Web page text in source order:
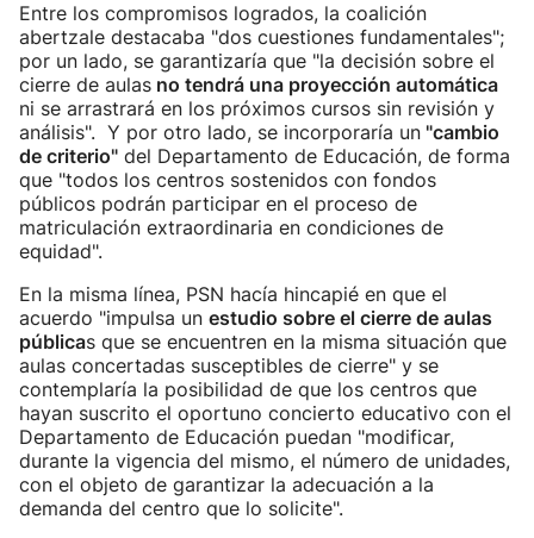
Entre los compromisos logrados, la coalición
abertzale destacaba "dos cuestiones fundamentales";
por un lado, se garantizaría que "la decisión sobre el
cierre de aulas no tendrá una proyección automática
ni se arrastrará en los próximos cursos sin revisión y
análisis". Y por otro lado, se incorporaría un "cambio
de criterio" del Departamento de Educación, de forma
que "todos los centros sostenidos con fondos
públicos podrán participar en el proceso de
matriculación extraordinaria en condiciones de
equidad".
En la misma línea, PSN hacía hincapié en que el
acuerdo "impulsa un estudio sobre el cierre de aulas
públicas que se encuentren en la misma situación que
aulas concertadas susceptibles de cierre" y se
contemplaría la posibilidad de que los centros que
hayan suscrito el oportuno concierto educativo con el
Departamento de Educación puedan "modificar,
durante la vigencia del mismo, el número de unidades,
con el objeto de garantizar la adecuación a la
demanda del centro que lo solicite".